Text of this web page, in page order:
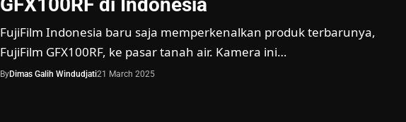
FujiFilm Indonesia baru saja memperkenalkan produk terbarunya,
FujiFilm GFX100RF, ke pasar tanah air. Kamera ini…
ByDimas Galih Windudjati21 March 2025